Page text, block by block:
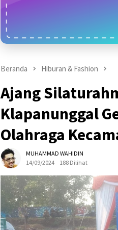
Beranda Hiburan & Fashion
Ajang
Klapanunggal
Olahraga
MUHAMMAD WAHIDIN
14/09/2024
188 Dilihat